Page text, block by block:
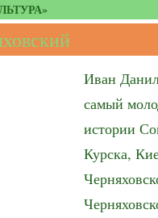
Иван
самый
истории
Курска,